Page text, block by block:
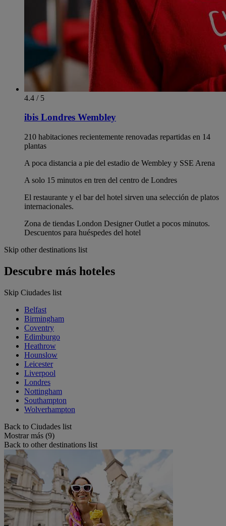
4.4 / 5
ibis Londres Wembley
210 habitaciones recientemente renovadas repartidas en 14
plantas
A poca distancia a pie del estadio de Wembley y SSE Arena
A solo 15 minutos en tren del centro de Londres
El restaurante y el bar del hotel sirven una selección de platos
internacionales.
Zona de tiendas London Designer Outlet a pocos minutos.
Descuentos para huéspedes del hotel
Skip other destinations list
Descubre más hoteles
Skip Ciudades list
Belfast
Birmingham
Coventry
Edimburgo
Heathrow
Hounslow
Leicester
Liverpool
Londres
Nottingham
Southampton
Wolverhampton
Back to Ciudades list
Mostrar más (9)
Back to other destinations list